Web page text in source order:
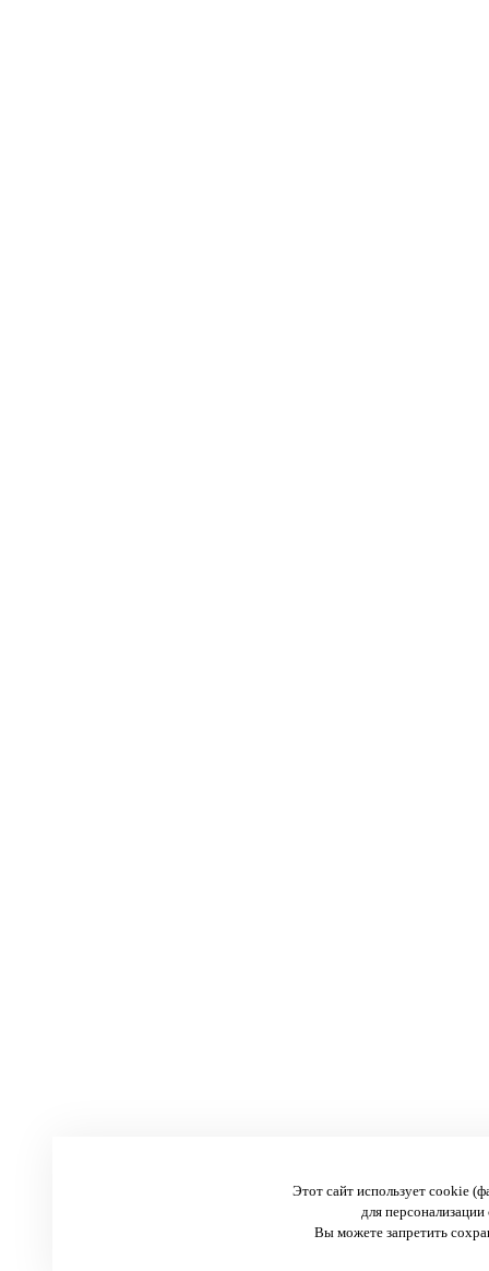
Этот сайт использует cookie
для персонализации
Вы можете запретить